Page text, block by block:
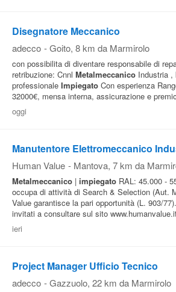
Disegnatore Meccanico
adecco - Goito, 8 km da Marmirolo
con possibilita di diventare responsabile di
retribuzione: Cnnl Metalmeccanico Industria ,
professionale Impiegato Con esperienza
32000€, mensa interna, assicurazione e
oggi
Manutentore Elettromeccanico
Human Value - Mantova, 7 km da
Metalmeccanico | impiegato RAL: 45.000 -
occupa di attività di Search & Selection (Aut.
Value garantisce la pari opportunità (L. 903/
invitati a consultare sul sito
ieri
Project Manager Ufficio Tecnico
adecco - Gazzuolo, 22 km da Marmirolo